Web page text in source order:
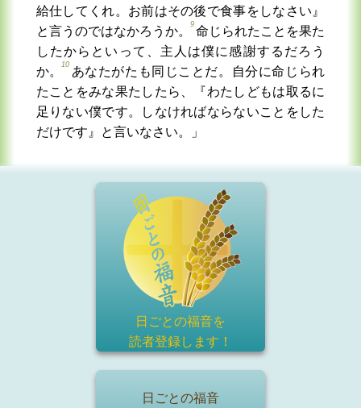
給仕してくれ。お前はその後で食事をしなさい』
と言うのではなかろうか。
9
命じられたことを果た
したからといって、主人は僕に感謝するだろう
か。
10
あなたがたも同じことだ。自分に命じられ
たことをみな果たしたら、『わたしどもは取るに
足りない僕です。しなければならないことをした
だけです』と言いなさい。」
日ごとの福音を
読者登録します！
日ごとの福音